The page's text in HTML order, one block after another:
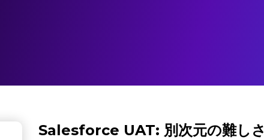
Salesforce UAT: 別次元の難しさ